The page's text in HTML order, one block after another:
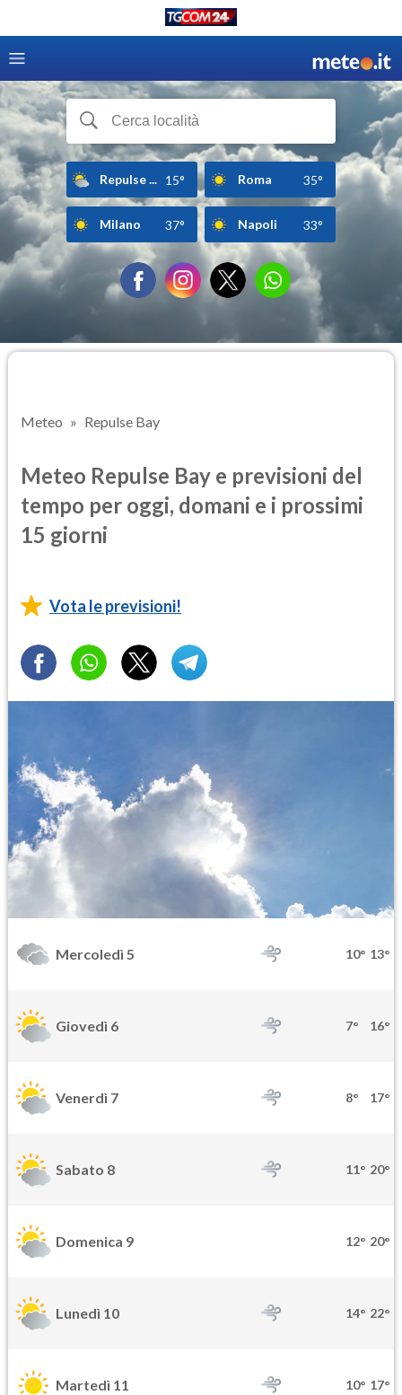
Repulse ... 15° Roma 35°
Milano 37° Napoli 33°
Meteo Repulse Bay
Meteo Repulse Bay e previsioni del
tempo per oggi, domani e i prossimi
15 giorni
Vota le previsioni!
Mercoledì 5 10° 13°
Giovedì 6 7° 16°
Venerdì 7 8° 17°
Sabato 8 11° 20°
Domenica 9 12° 20°
Lunedì 10 14° 22°
Martedì 11 10° 17°